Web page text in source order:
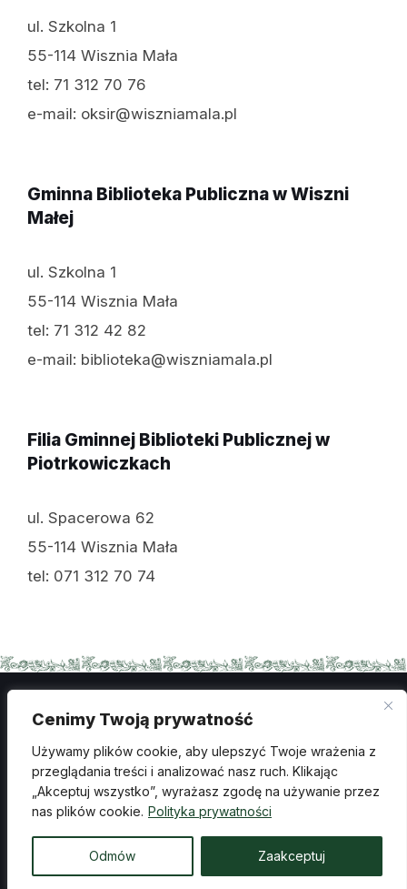
Cenimy Twoją prywatność
Używamy plików cookie, aby ulepszyć Twoje wrażenia z
przeglądania treści i analizować nasz ruch. Klikając
„Akceptuj wszystko”, wyrażasz zgodę na używanie przez
nas plików cookie. Polityka prywatności
Odmów Zaakceptuj
ul. Szkolna 1
55-114 Wisznia Mała
tel: 71 312 70 76
e-mail: oksir@wiszniamala.pl
Gminna Biblioteka Publiczna w Wiszni
Małej
ul. Szkolna 1
55-114 Wisznia Mała
tel: 71 312 42 82
e-mail: biblioteka@wiszniamala.pl
Filia Gminnej Biblioteki Publicznej w
Piotrkowiczkach
ul. Spacerowa 62
55-114 Wisznia Mała
tel: 071 312 70 74
Polityka prywatności
Ochrona danych osobowych
Deklaracja dostępności
Wykonanie: creosoft.pl
© 2026 Ośrodek Kultury Sportu i Rekreacji w Wiszni